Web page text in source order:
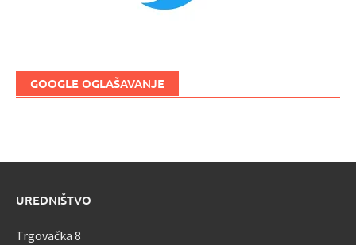
GOOGLE OGLAŠAVANJE
UREDNIŠTVO
Trgovačka 8